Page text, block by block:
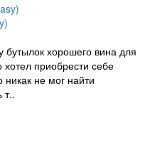
бутылок хорошего вина для
хотел приобрести себе
не мог найти
т..